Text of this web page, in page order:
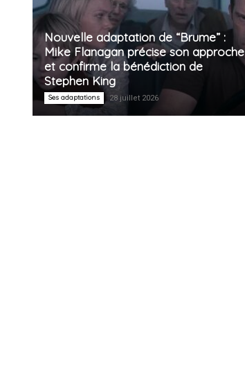
Nouvelle adaptation de “Brume” :
Mike Flanagan précise son approche
et confirme la bénédiction de
Stephen King
Ses adaptations 28 juillet 2026